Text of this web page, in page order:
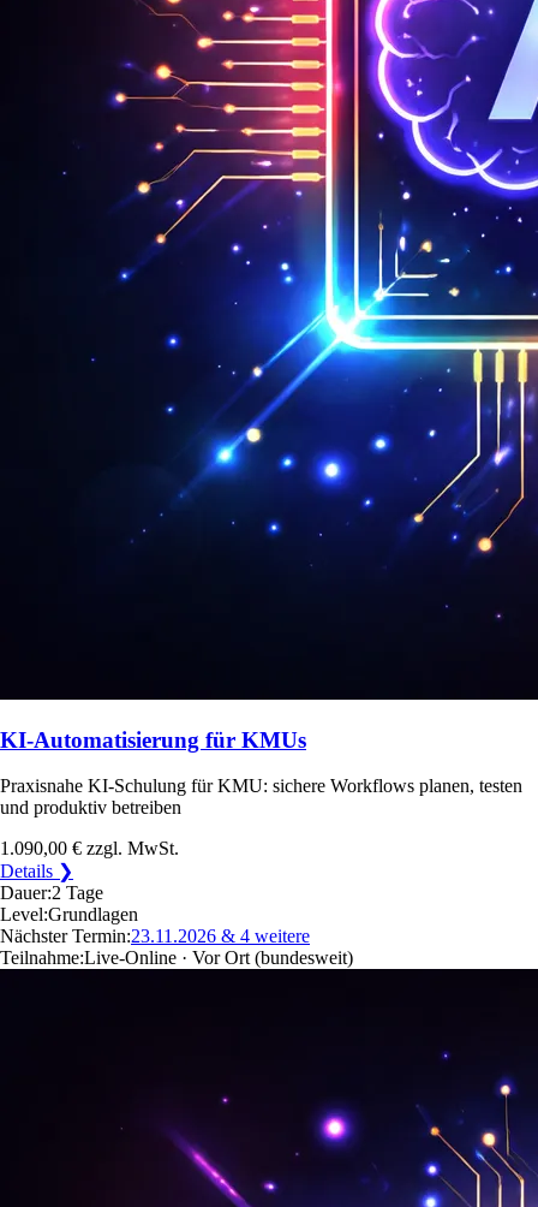
KI-Automatisierung für KMUs
Praxisnahe KI-Schulung für KMU: sichere Workflows planen, testen
und produktiv betreiben
1.090,00 € zzgl. MwSt.
Details ❯
Dauer:2 Tage
Level:Grundlagen
Nächster Termin:23.11.2026 & 4 weitere
Teilnahme:Live-Online · Vor Ort (bundesweit)